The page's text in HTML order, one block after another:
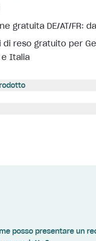
gratuita DE/AT/FR:
di reso gratuito per
e Italia
posso presentare un